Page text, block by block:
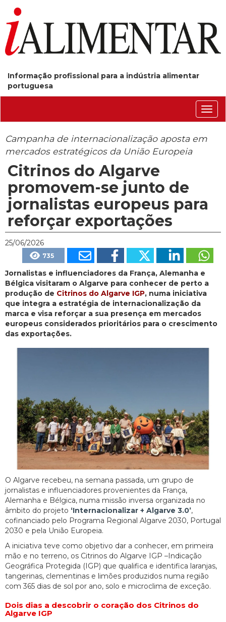
Informação profissional para a indústria alimentar
portuguesa
Campanha de internacionalização aposta em
mercados estratégicos da União Europeia
Citrinos do Algarve
promovem-se junto de
jornalistas europeus para
reforçar exportações
25/06/2026
735
Jornalistas e influenciadores da França, Alemanha e
Bélgica visitaram o Algarve para conhecer de perto a
produção de Citrinos do Algarve IGP, numa iniciativa
que integra a estratégia de internacionalização da
marca e visa reforçar a sua presença em mercados
europeus considerados prioritários para o crescimento
das exportações.
O Algarve recebeu, na semana passada, um grupo de
jornalistas e influenciadores provenientes da França,
Alemanha e Bélgica, numa missão inversa organizada no
âmbito do projeto ‘Internacionalizar + Algarve 3.0’,
cofinanciado pelo Programa Regional Algarve 2030, Portugal
2030 e pela União Europeia.
A iniciativa teve como objetivo dar a conhecer, em primeira
mão e no terreno, os Citrinos do Algarve IGP –Indicação
Geográfica Protegida (IGP) que qualifica e identifica laranjas,
tangerinas, clementinas e limões produzidos numa região
com 365 dias de sol por ano, solo e microclima de exceção.
Dois dias a descobrir o coração dos Citrinos do
Algarve IGP